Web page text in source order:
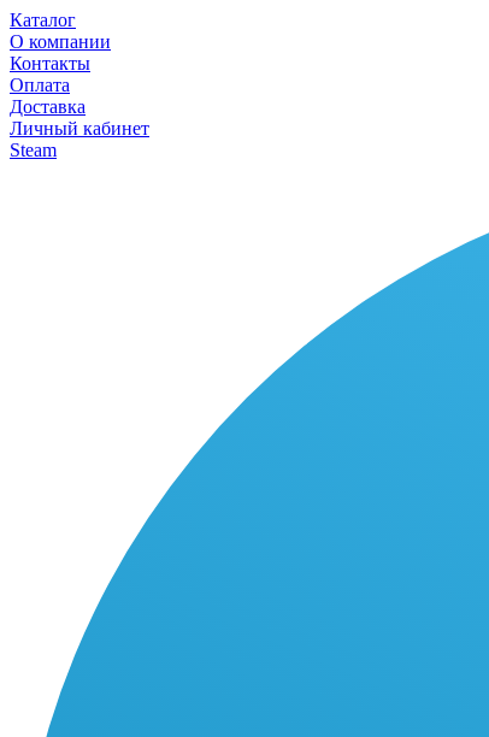
Каталог
О компании
Контакты
Оплата
Доставка
Личный кабинет
Steam